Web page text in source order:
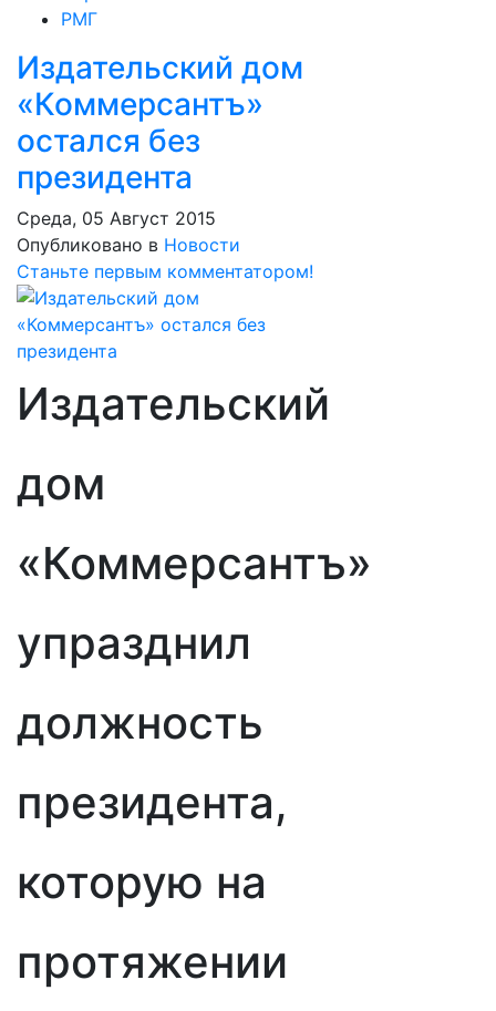
РМГ
Издательский дом
«Коммерсантъ»
остался без
президента
Среда, 05 Август 2015
Опубликовано в Новости
Станьте первым комментатором!
Издательский
дом
«Коммерсантъ»
упразднил
должность
президента,
которую на
протяжении